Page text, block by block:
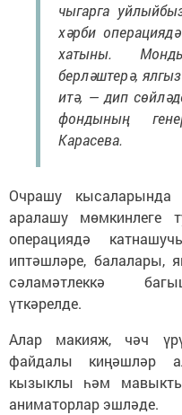
чыгарга
хәрби
хатыны.
берләштерә,
итә, — дип
фондының
Карасева.
Очрашу кысаларында
аралашу мөмкинлеге
операциядә
иптәшләре, балалары,
сәламәтлеккә
үткәрелде.
Алар макияж, чәч
файдалы киңәшләр
кызыклы һәм
аниматорлар эшләде.